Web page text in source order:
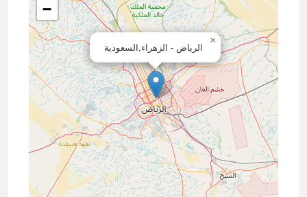
الرياض - الزهراء,السعودية
×
−